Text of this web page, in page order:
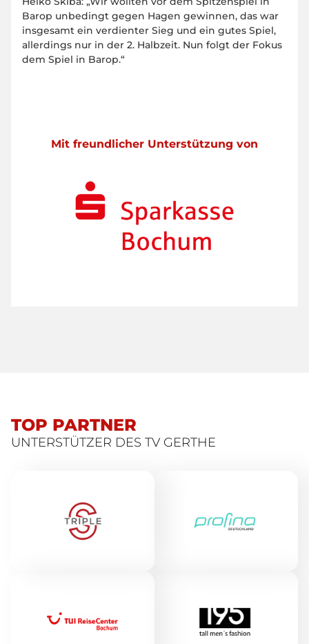
Barop unbedingt gegen Hagen gewinnen, das war
insgesamt ein verdienter Sieg und ein gutes Spiel,
allerdings nur in der 2. Halbzeit. Nun folgt der Fokus
dem Spiel in Barop.“
Mit freundlicher Unterstützung von
TOP PARTNER
UNTERSTÜTZER DES TV GERTHE